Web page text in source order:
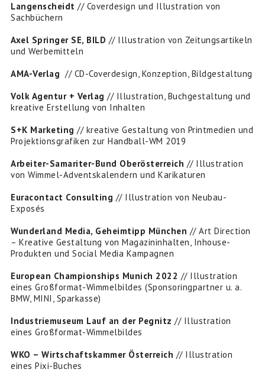
Langenscheidt // Coverdesign und Illustration von
Sachbüchern
Axel Springer SE, BILD // Illustration von Zeitungsartikeln
und Werbemitteln
AMA-Verlag // CD-Coverdesign, Konzeption, Bildgestaltung
Volk Agentur + Verlag // Illustration, Buchgestaltung und
kreative Erstellung von Inhalten
S+K Marketing // kreative Gestaltung von Printmedien und
Projektionsgrafiken zur Handball-WM 2019
Arbeiter-Samariter-Bund Oberösterreich // Illustration
von Wimmel-Adventskalendern und Karikaturen
Euracontact Consulting // Illustration von Neubau-
Exposés
Wunderland Media, Geheimtipp München // Art Direction
– Kreative Gestaltung von Magazininhalten, Inhouse-
Produkten und Social Media Kampagnen
European Championships Munich 2022 // Illustration
eines Großformat-Wimmelbildes (Sponsoringpartner u. a.
BMW, MINI, Sparkasse)
Industriemuseum Lauf an der Pegnitz // Illustration
eines Großformat-Wimmelbildes
WKO – Wirtschaftskammer Österreich // Illustration
eines Pixi-Buches